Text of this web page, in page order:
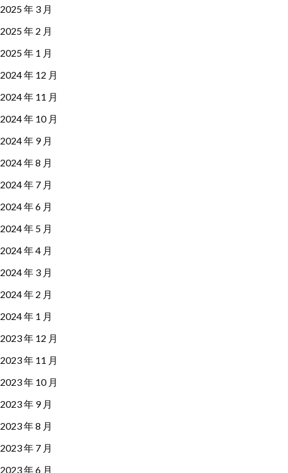
2025 年 3 月
2025 年 2 月
2025 年 1 月
2024 年 12 月
2024 年 11 月
2024 年 10 月
2024 年 9 月
2024 年 8 月
2024 年 7 月
2024 年 6 月
2024 年 5 月
2024 年 4 月
2024 年 3 月
2024 年 2 月
2024 年 1 月
2023 年 12 月
2023 年 11 月
2023 年 10 月
2023 年 9 月
2023 年 8 月
2023 年 7 月
2023 年 6 月